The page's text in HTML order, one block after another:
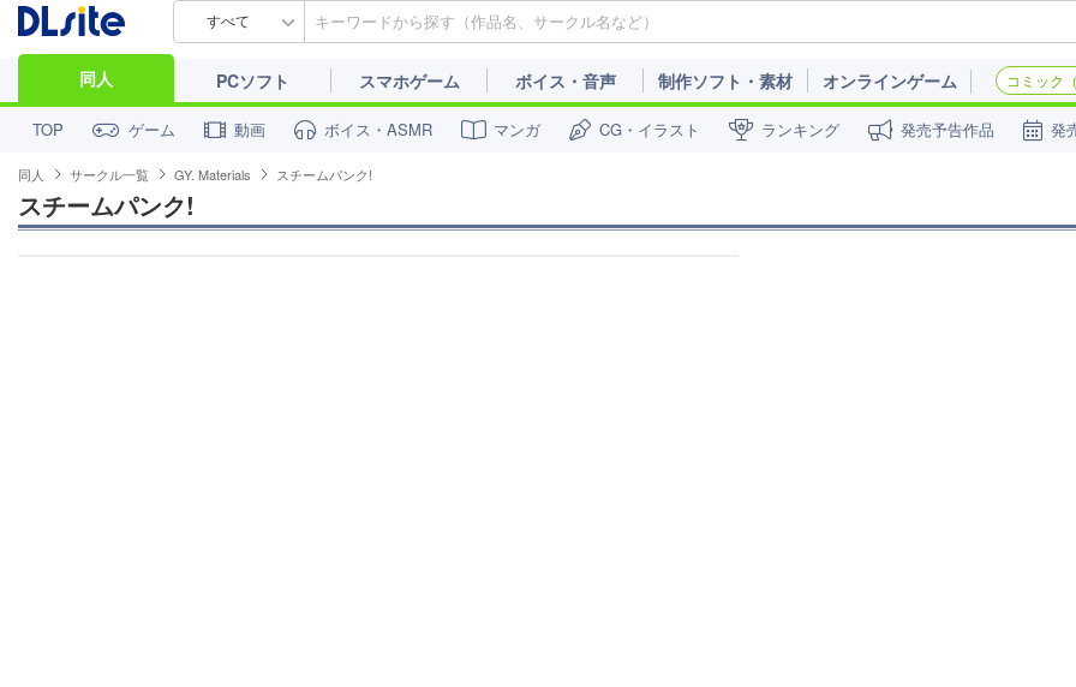
すべて
同人 PCソフト スマホゲーム ボイス・音声 制作ソフト・素材 オンラインゲーム コミック
TOP ゲーム 動画 ボイス・ASMR マンガ CG・イラスト ランキング 発売予告作品 発
同人 サークル一覧 GY. Materials スチームパンク!
スチームパンク!